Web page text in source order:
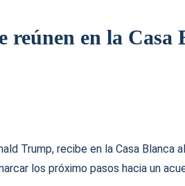
reúnen en la Casa
Trump, recibe en la Casa Blanca
los próximo pasos hacia un